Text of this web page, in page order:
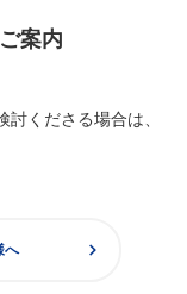
案内
くださる場合は、
へ chevron_right